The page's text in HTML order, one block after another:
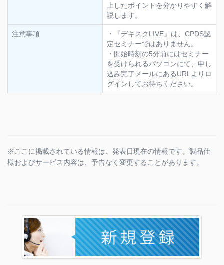
上したポイントを分かりやすく解
説します。
注意事項
・『デキスクLIVE』は、CPDS認
定セミナーではありません。
・開始時刻の5分前にはセミナー
を受けられるパソコンにて、申し
込み完了メールにあるURLよりロ
グインしてお待ちください。
※ここに掲載されている情報は、発表日現在の情報です。製品仕
様およびサービス内容は、予告なく変更することがあります。